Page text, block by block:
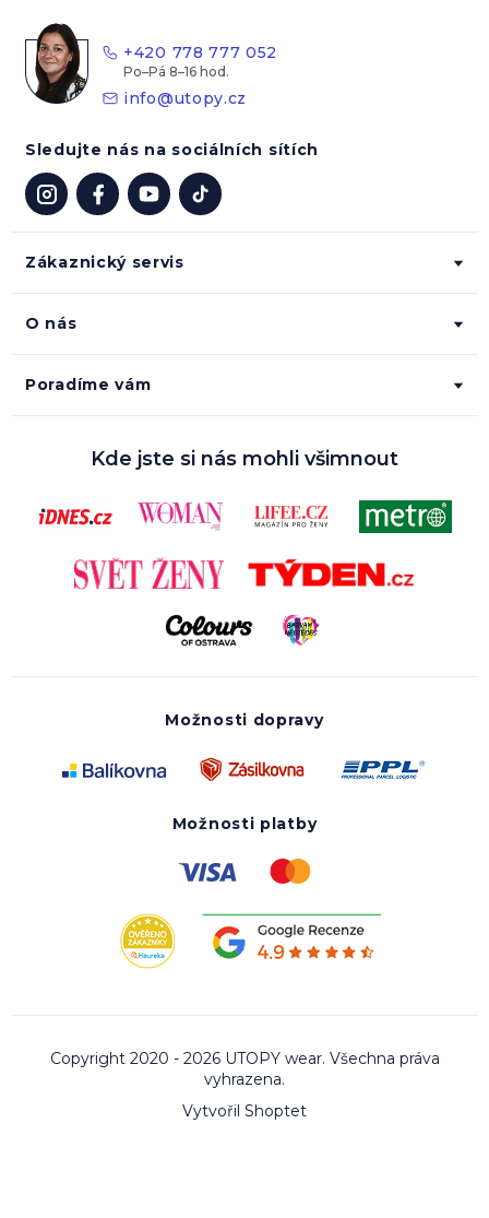
Zákaznický servis
O nás
Poradíme vám
+420 778 777 052
info@utopy.cz
Sledujte nás na sociálních sítích
Kde jste si nás mohli všimnout
Možnosti dopravy
Možnosti platby
Vytvořil Shoptet
Copyright 2020 - 2026 UTOPY wear. Všechna práva
vyhrazena.